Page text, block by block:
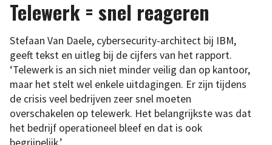
Telewerk = snel reageren
Stefaan Van Daele, cybersecurity-architect bij IBM,
geeft tekst en uitleg bij de cijfers van het rapport.
‘Telewerk is an sich niet minder veilig dan op kantoor,
maar het stelt wel enkele uitdagingen. Er zijn tijdens
de crisis veel bedrijven zeer snel moeten
overschakelen op telewerk. Het belangrijkste was dat
het bedrijf operationeel bleef en dat is ook